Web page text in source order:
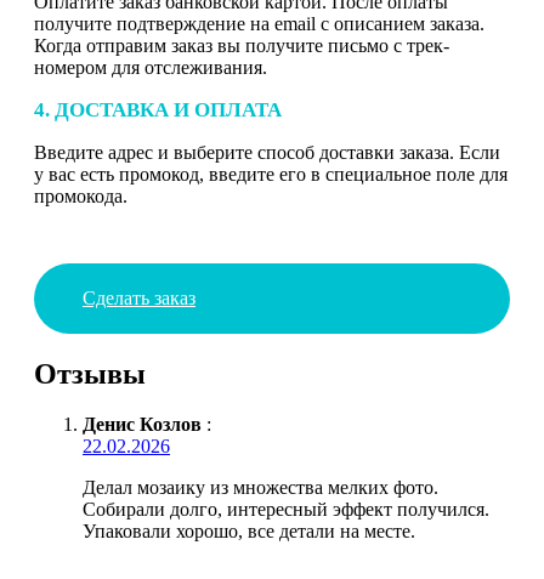
получите подтверждение на email с описанием заказа.
Когда отправим заказ вы получите письмо с трек-
номером для отслеживания.
4. ДОСТАВКА И ОПЛАТА
Введите адрес и выберите способ доставки заказа. Если
у вас есть промокод, введите его в специальное поле для
промокода.
Сделать заказ
Отзывы
Денис Козлов :
22.02.2026
Делал мозаику из множества мелких фото.
Собирали долго, интересный эффект получился.
Упаковали хорошо, все детали на месте.